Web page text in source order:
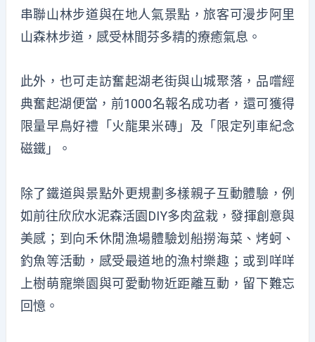
串聯山林步道與在地人氣景點，旅客可漫步阿里
山森林步道，感受林間芬多精的療癒氣息。
此外，也可走訪奮起湖老街與山城聚落，品嚐經
典奮起湖便當，前1000名報名成功者，還可獲得
限量早鳥好禮「火龍果米磚」及「限定列車紀念
磁鐵」。
除了鐵道與景點外更規劃多樣親子互動體驗，例
如前往欣欣水泥森活園DIY多肉盆栽，發揮創意與
美感；到向禾休閒漁場體驗划船撈海菜、烤蚵、
釣魚等活動，感受最道地的漁村樂趣；或到咩咩
上樹萌寵樂園與可愛動物近距離互動，留下難忘
回憶。